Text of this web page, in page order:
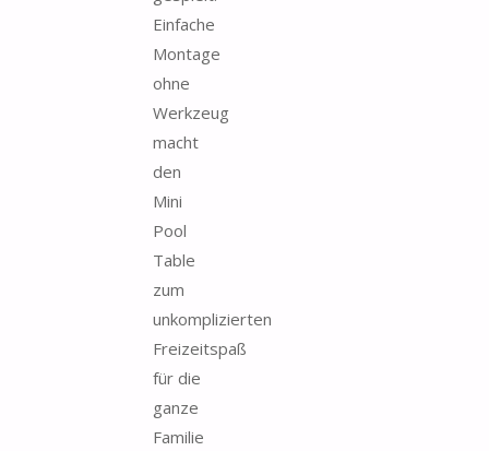
Einfache
Montage
ohne
Werkzeug
macht
den
Mini
Pool
Table
zum
unkomplizierten
Freizeitspaß
für die
ganze
Familie